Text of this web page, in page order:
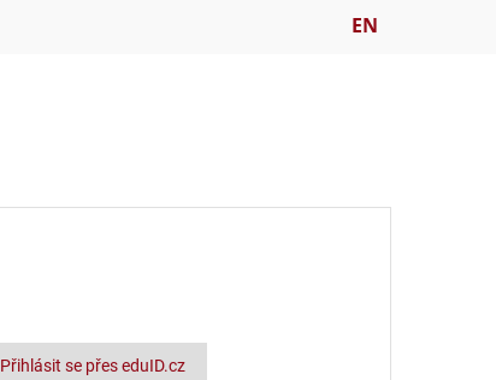
EN
Přihlásit se přes eduID.cz